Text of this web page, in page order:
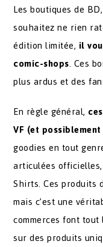
Les boutiques de
souhaitez ne rien
édition limitée, il
comic-shops. Ces
plus ardus et des
En règle général,
VF (et
goodies en tout
articulées
Shirts. Ces produits
mais c’est une
commerces font
sur des produits